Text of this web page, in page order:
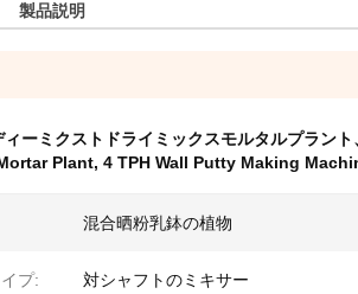
製品説明
ィーミクストドライミックスモルタルプラン
Plant, 4 TPH Wall Putty Making
混合晒粉乳鉢の植物
プ: 対シャフトのミキサー